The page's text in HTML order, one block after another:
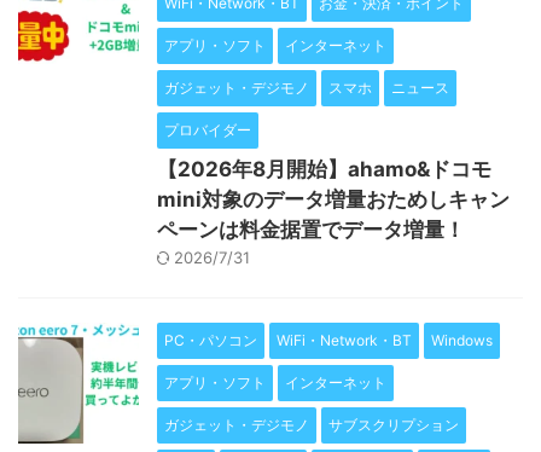
アプリ・ソフト インターネット
ガジェット・デジモノ スマホ ニュース
プロバイダー
【2026年8月開始】ahamo&ドコモ
mini対象のデータ増量おためしキャン
ペーンは料金据置でデータ増量！
2026/7/31
PC・パソコン WiFi・Network・BT Windows
アプリ・ソフト インターネット
ガジェット・デジモノ サブスクリプション